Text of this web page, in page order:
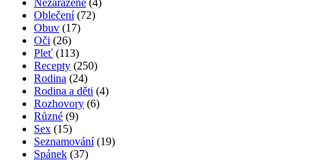
Nezařazené (4)
Oblečení(72)
Obuv (17)
Oči (26)
Pleť (113)
Recepty (250)
Rodina (24)
Rodina a děti (4)
Rozhovory (6)
Různé (9)
Sex (15)
Seznamování(19)
Spánek (37)